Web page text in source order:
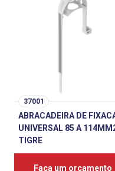
37001
ABRACADEIRA DE
UNIVERSAL 85 A
TIGRE
Faça um orçamento